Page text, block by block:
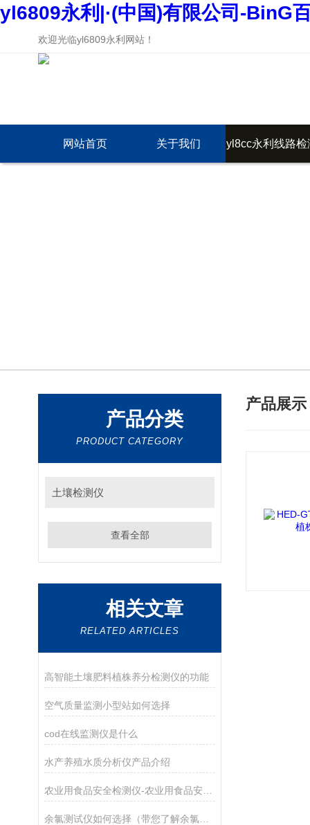
yl6809永利|·(中国)有限公司-BinG
欢迎光临yl6809永利网站！
网站首页 关于我们 yl8cc永利线路检
产品分类
PRODUCT CATEGORY
土壤检测仪
查看全部
相关文章
RELATED ARTICLES
高智能土壤肥料植株养分检测仪的功能
空气质量监测小型站如何选择
cod在线监测仪是什么
水产养殖水质分析仪产品介绍
农业用食品安全检测仪-农业用食品安全检测仪
余氯测试仪如何选择（带您了解余氯测试仪的优势特点）
产品展示